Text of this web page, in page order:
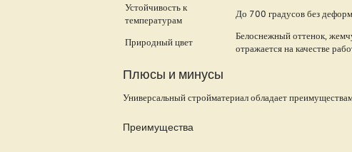
Устойчивость к
температурам
До 700 градусов без
Природный цвет
Белоснежный оттенок,
отражается на качестве
Плюсы и минусы
Универсальный стройматериал обладает
Преимущества